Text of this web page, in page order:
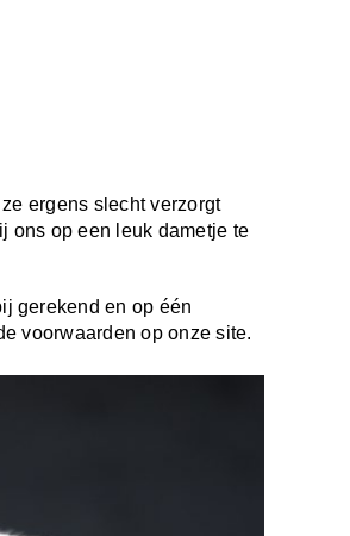
ergens slecht verzorgt
ons op een leuk dametje te
gerekend en op één
voorwaarden op onze site.